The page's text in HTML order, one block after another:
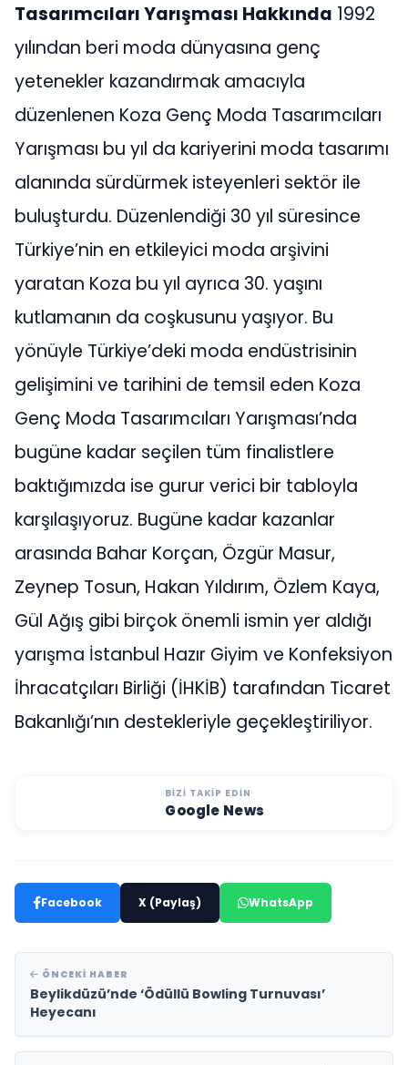
Tasarımcıları Yarışması Hakkında 1992
yılından beri moda dünyasına genç
yetenekler kazandırmak amacıyla
düzenlenen Koza Genç Moda Tasarımcıları
Yarışması bu yıl da kariyerini moda tasarımı
alanında sürdürmek isteyenleri sektör ile
buluşturdu. Düzenlendiği 30 yıl süresince
Türkiye’nin en etkileyici moda arşivini
yaratan Koza bu yıl ayrıca 30. yaşını
kutlamanın da coşkusunu yaşıyor. Bu
yönüyle Türkiye’deki moda endüstrisinin
gelişimini ve tarihini de temsil eden Koza
Genç Moda Tasarımcıları Yarışması’nda
bugüne kadar seçilen tüm finalistlere
baktığımızda ise gurur verici bir tabloyla
karşılaşıyoruz. Bugüne kadar kazanlar
arasında Bahar Korçan, Özgür Masur,
Zeynep Tosun, Hakan Yıldırım, Özlem Kaya,
Gül Ağış gibi birçok önemli ismin yer aldığı
yarışma İstanbul Hazır Giyim ve Konfeksiyon
İhracatçıları Birliği (İHKİB) tarafından Ticaret
Bakanlığı’nın destekleriyle geçekleştiriliyor.
BIZI TAKIP EDIN
Google News
Facebook X (Paylaş) WhatsApp
ÖNCEKI HABER
Beylikdüzü’nde ‘Ödüllü Bowling Turnuvası’
Heyecanı